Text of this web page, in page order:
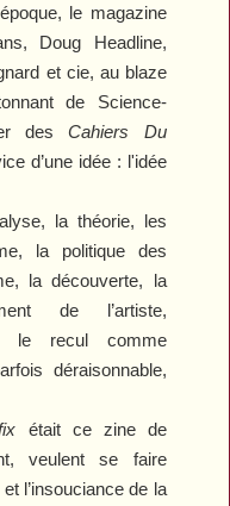
le magazine
Doug Headline,
et cie, au blaze
de Science-
desCahiers Du
d’une idée : l'idée
la théorie, les
la politique des
la découverte, la
de l’artiste,
le recul comme
déraisonnable,
était ce zine de
veulent se faire
l’insouciance de la